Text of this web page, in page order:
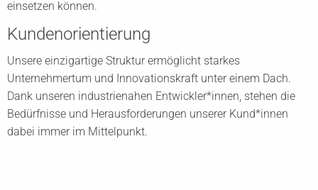
einsetzen können.
Kundenorientierung
Unsere einzigartige Struktur ermöglicht starkes
Unternehmertum und Innovationskraft unter einem Dach.
Dank unseren industrienahen Entwickler*innen, stehen die
Bedürfnisse und Herausforderungen unserer Kund*innen
dabei immer im Mittelpunkt.